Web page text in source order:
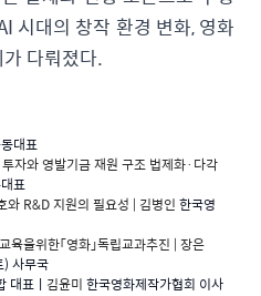
시대의 창작 환경 변화, 영화
다뤄졌다.
대표
자와 영발기금 재원 구조 법제화·다각
표
와 R&D 지원의 필요성 | 김병인 한국영
육을위한「영화」독립교과추진 | 장은
) 사무국
대표ㅣ 김윤미 한국영화제작가협회 이사